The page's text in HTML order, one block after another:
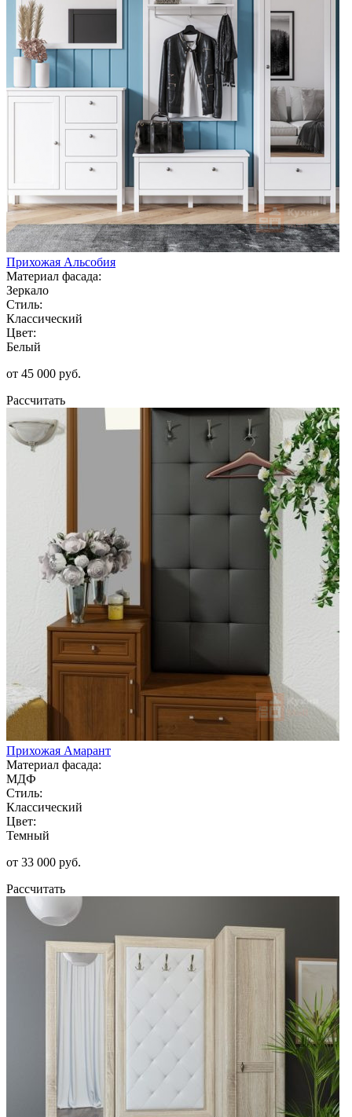
Прихожая Альсобия
Материал фасада:
Зеркало
Стиль:
Классический
Цвет:
Белый
от 45 000 руб.
Рассчитать
Прихожая Амарант
Материал фасада:
МДФ
Стиль:
Классический
Цвет:
Темный
от 33 000 руб.
Рассчитать